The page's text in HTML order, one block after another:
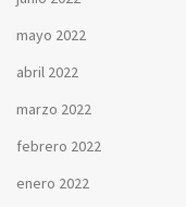
mayo 2022
abril 2022
marzo 2022
febrero 2022
enero 2022